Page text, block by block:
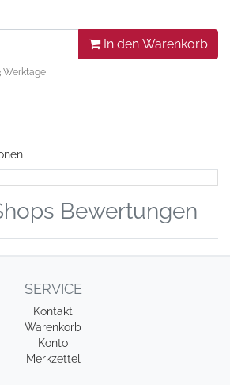
In den Warenkorb
Werktage
Bewertungen
SERVICE
Kontakt
Warenkorb
Konto
Merkzettel